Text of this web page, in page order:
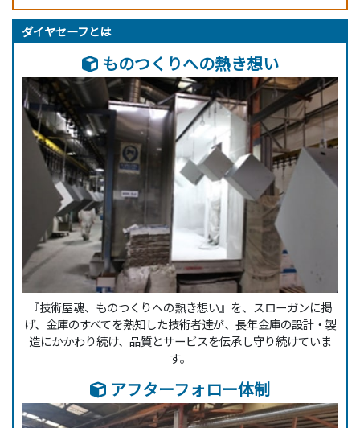
ダイヤセーフとは
ものつくりへの熱き想い
『技術屋魂、ものつくりへの熱き想い』を、スローガンに掲
げ、金庫のすべてを熟知した技術者達が、長年金庫の設計・製
造にかかわり続け、品質とサービスを伝承し守り続けていま
す。
アフターフォロー体制